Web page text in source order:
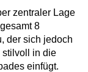
zentraler Lage
8
der sich jedoch
stilvoll in die
einfügt.